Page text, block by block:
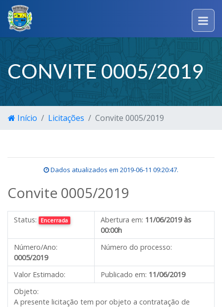
CONVITE 0005/2019
Início Licitações Convite 0005/2019
Dados atualizados em 2019-06-11 09:20:47.
Convite 0005/2019
Status: Encerrada Abertura em: 11/06/2019 às
00:00h
Número/Ano:
0005/2019
Número do processo:
Valor Estimado: Publicado em: 11/06/2019
Objeto:
A presente licitação tem por objeto a contratação de